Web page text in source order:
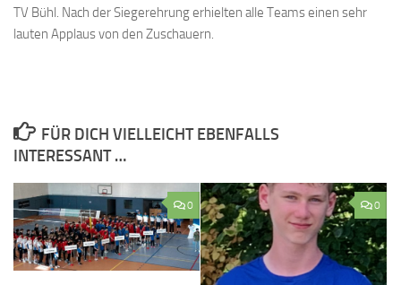
TV Bühl. Nach der Siegerehrung erhielten alle Teams einen sehr
lauten Applaus von den Zuschauern.
FÜR DICH VIELLEICHT EBENFALLS
INTERESSANT …
0 0